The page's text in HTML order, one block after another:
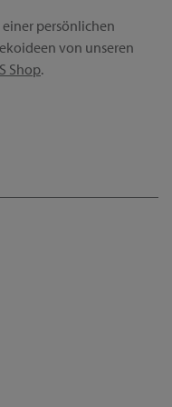
persönlichen
von unseren
Shop.